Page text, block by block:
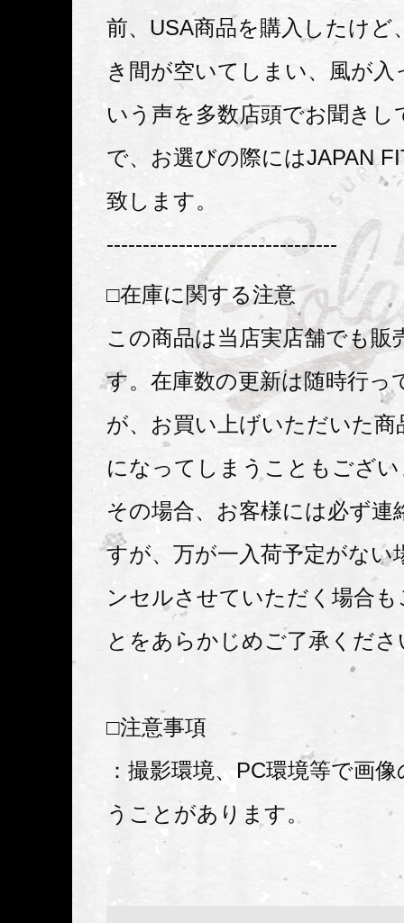
前、USA商品を購入したけど
き間が空いてしまい、風が
いう声を多数店頭でお聞きし
で、お選びの際にはJAPAN
致します。
--------------------------------
□在庫に関する注意
この商品は当店実店舗でも販
す。在庫数の更新は随時行っ
が、お買い上げいただいた商
になってしまうこともござ
その場合、お客様には必ず連
すが、万が一入荷予定がない
ンセルさせていただく場合
とをあらかじめご了承くださ
□注意事項
：撮影環境、PC環境等で画
うことがあります。